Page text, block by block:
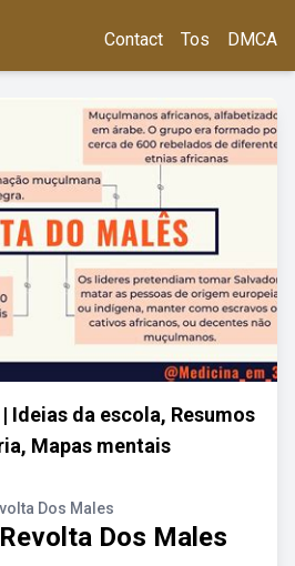
Contact Tos DMCA
Ideias da escola, Resumos
Mapas mentais
Dos Males
Dos Males